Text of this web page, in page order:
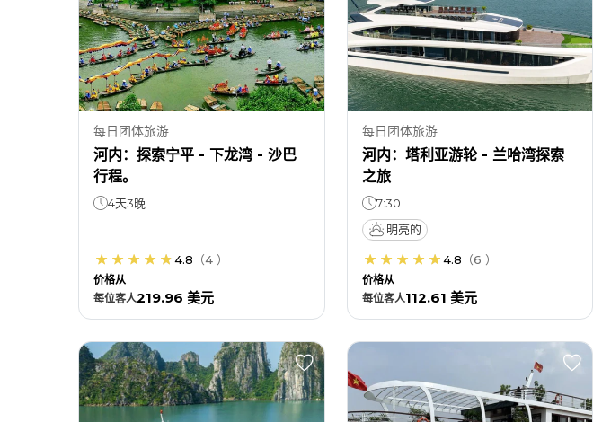
每日团体旅游
河内：探索宁平 - 下龙湾 - 沙巴
行程。
4天3晚
4.8 （4 ）
价格从
每位客人219.96 美元
每日团体旅游
河内：塔利亚游轮 - 兰哈湾探索
之旅
7:30
明亮的
4.8 （6 ）
价格从
每位客人112.61 美元